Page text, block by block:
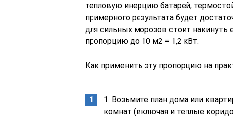
тепловую инерцию батарей,
примерного результата будет
для сильных морозов стоит
пропорцию до 10 м2 = 1,2 кВт.
Как применить эту пропорцию на
1. Возьмите план дома или
комнат (включая и теплые